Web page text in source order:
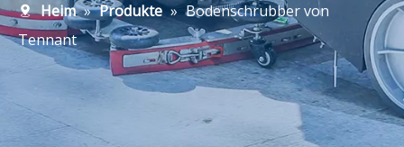
Heim » Produkte » Bodenschrubber von
Tennant